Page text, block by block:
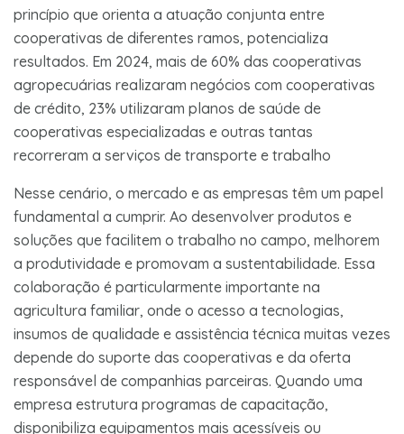
princípio que orienta a atuação conjunta entre
cooperativas de diferentes ramos, potencializa
resultados. Em 2024, mais de 60% das cooperativas
agropecuárias realizaram negócios com cooperativas
de crédito, 23% utilizaram planos de saúde de
cooperativas especializadas e outras tantas
recorreram a serviços de transporte e trabalho
Nesse cenário, o mercado e as empresas têm um papel
fundamental a cumprir. Ao desenvolver produtos e
soluções que facilitem o trabalho no campo, melhorem
a produtividade e promovam a sustentabilidade. Essa
colaboração é particularmente importante na
agricultura familiar, onde o acesso a tecnologias,
insumos de qualidade e assistência técnica muitas vezes
depende do suporte das cooperativas e da oferta
responsável de companhias parceiras. Quando uma
empresa estrutura programas de capacitação,
disponibiliza equipamentos mais acessíveis ou